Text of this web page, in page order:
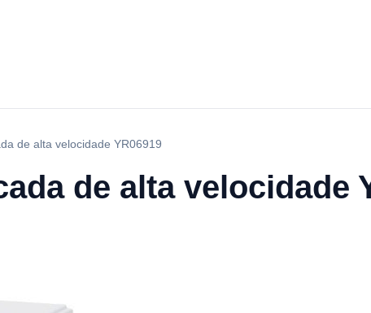
de alta velocidade YR06919
de alta velocidade